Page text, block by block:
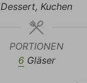
Dessert, Kuchen
PORTIONEN
6 Gläser